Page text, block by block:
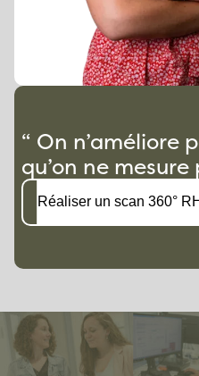
“ On n’améliore
qu’on ne mesure
Réaliser un scan 360° RH